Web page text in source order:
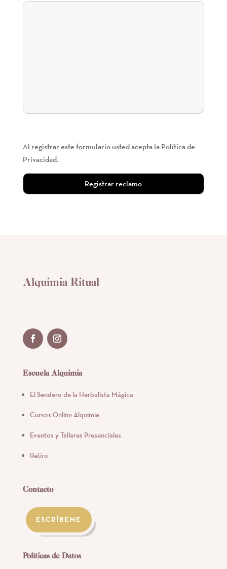
Al registrar este formulario usted acepta la Política de
Privacidad.
Alquimia Ritual
Escuela Alquimia
El Sendero de la Herbalista Mágica
Cursos Online Alquimia
Eventos y Talleres Presenciales
Retiro
Contacto
ESCRÍBEME
Políticas de Datos